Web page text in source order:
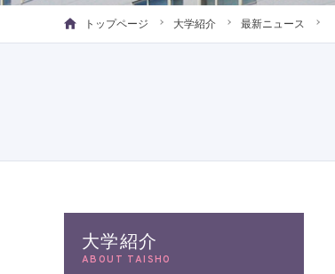
トップページ 大学紹介 最新ニュース
大学紹介
ABOUT TAISHO